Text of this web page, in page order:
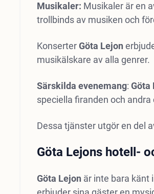
Musikaler: Musikaler är en
trollbinds av musiken och
KonserterGöta Lejon
musikälskare av alla genrer.
Särskilda evenemang: Göta
speciella firanden och andra
Dessa tjänster utgör en del
Göta Lejons hotell-
Göta Lejon är inte bara känt